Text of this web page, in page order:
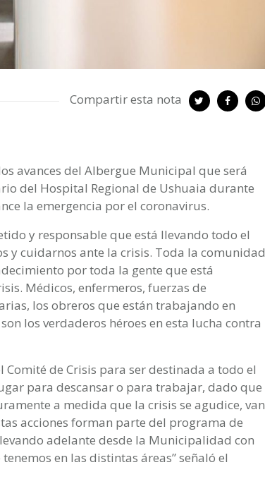
Compartir esta nota
avances del Albergue Municipal que será
del Hospital Regional de Ushuaia durante
la emergencia por el coronavirus.
y responsable que está llevando todo el
y cuidarnos ante la crisis. Toda la comunidad
por toda la gente que está
Médicos, enfermeros, fuerzas de
los obreros que están trabajando en
los verdaderos héroes en esta lucha contra
de Crisis para ser destinada a todo el
para descansar o para trabajar, dado que
a medida que la crisis se agudice, van
acciones forman parte del programa de
adelante desde la Municipalidad con
en las distintas áreas” señaló el